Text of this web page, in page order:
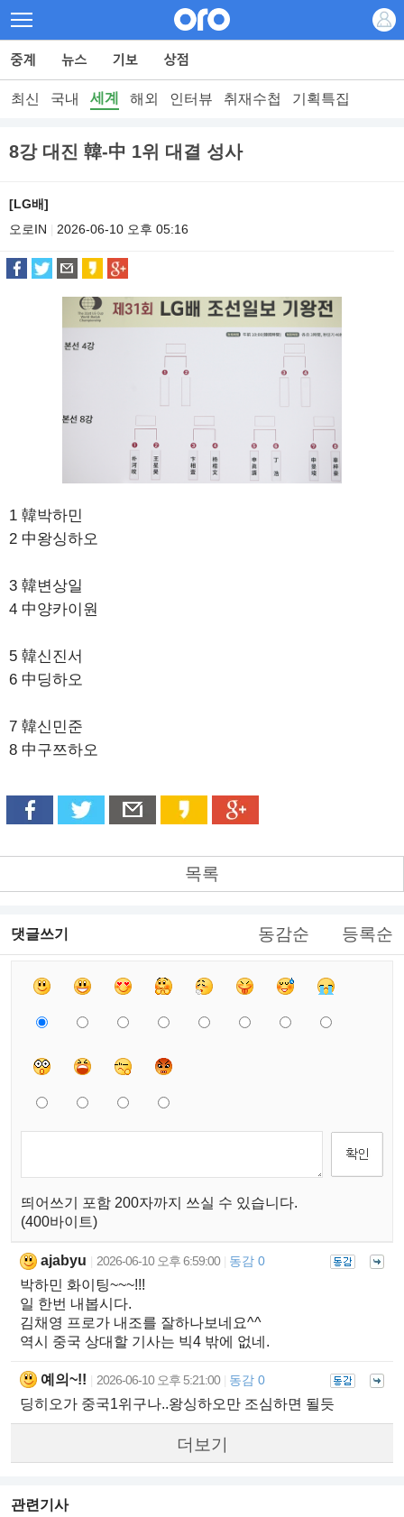
최신 국내 세계 해외 인터뷰 취재수첩 기획특집
8강 대진 韓-中 1위 대결 성사
[LG배]
오로IN
2026-06-10 오후 05:16
1 韓박하민
2 中왕싱하오
3 韓변상일
4 中양카이원
5 韓신진서
6 中딩하오
7 韓신민준
8 中구쯔하오
목록
댓글쓰기 동감순 등록순
띄어쓰기 포함 200자까지 쓰실 수 있습니다.
(400바이트)
ajabyu 2026-06-10 오후 6:59:00 동감 0
박하민 화이팅~~~!!!
일 한번 내봅시다.
김채영 프로가 내조를 잘하나보네요^^
역시 중국 상대할 기사는 빅4 밖에 없네.
예의~!! 2026-06-10 오후 5:21:00 동감 0
딩히오가 중국1위구나..왕싱하오만 조심하면 될듯
더보기
관련기사